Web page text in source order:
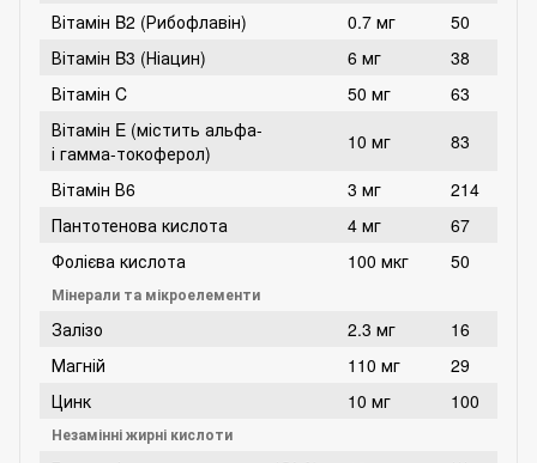
Вітамін B2 (Рибофлавін)
0.7 мг
50
Вітамін B3 (Ніацин)
6 мг
38
Вітамін C
50 мг
63
Вітамін E (містить альфа-
і гамма-токоферол)
10 мг
83
Вітамін В6
3 мг
214
Пантотенова кислота
4 мг
67
Фолієва кислота
100 мкг 50
Мінерали та мікроелементи
Залізо 2.3 мг
16
Магній
110 мг
29
Цинк
10 мг 100
Незамінні жирні кислоти